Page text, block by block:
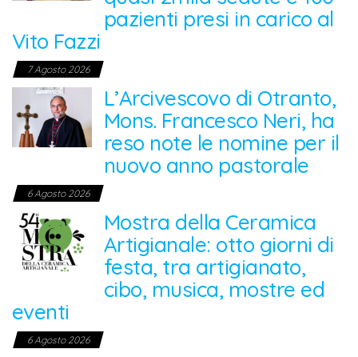
pazienti presi in carico al
Vito Fazzi
7 Agosto 2026
L’Arcivescovo di Otranto,
Mons. Francesco Neri, ha
reso note le nomine per il
nuovo anno pastorale
6 Agosto 2026
Mostra della Ceramica
Artigianale: otto giorni di
festa, tra artigianato,
cibo, musica, mostre ed
eventi
6 Agosto 2026